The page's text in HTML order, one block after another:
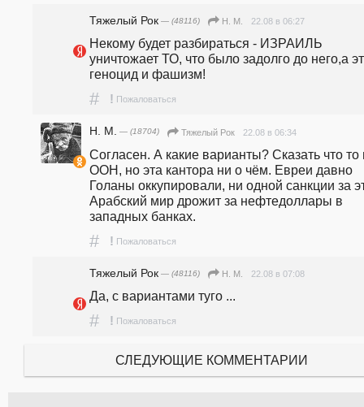
Тяжелый Рок — (48116) Н. М. 22.08 в 06:27
Некому будет разбираться - ИЗРАИЛЬ
уничтожает ТО, что было задолго до него,а
геноцид и фашизм!
# ! Пожаловаться
Н. М. — (18704) Тяжелый Рок 22.08 в 06:34
Согласен. А какие варианты? Сказать что то
ООН, но эта кантора ни о чём. Евреи давно
Голаны оккупировали, ни одной санкции за
Арабский мир дрожит за нефтедоллары в
западных банках.
# ! Пожаловаться
Тяжелый Рок — (48116) Н. М. 22.08 в 07:08
Да, с вариантами туго ...
# ! Пожаловаться
СЛЕДУЮЩИЕ КОММЕНТАРИИ